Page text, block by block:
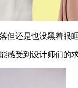
还是也没黑着眼
受到设计师们的